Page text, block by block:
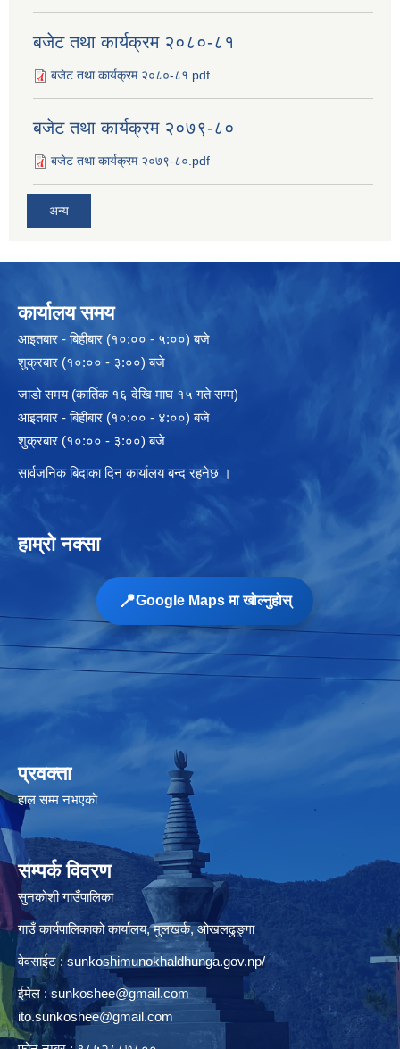
बजेट तथा कार्यक्रम २०८०-८१
बजेट तथा कार्यक्रम २०८०-८१.pdf
बजेट तथा कार्यक्रम २०७९-८०
बजेट तथा कार्यक्रम २०७९-८०.pdf
अन्य
कार्यालय समय
आइतबार - बिहीबार (१०:०० - ५:००) बजे
शुक्रबार (१०:०० - ३:००) बजे
जाडो समय (कार्तिक १६ देखि माघ १५ गते सम्म)
आइतबार - बिहीबार (१०:०० - ४:००) बजे
शुक्रबार (१०:०० - ३:००) बजे
सार्वजनिक बिदाका दिन कार्यालय बन्द रहनेछ ।
हाम्रो नक्सा
📍Google Maps मा खोल्नुहोस्
प्रवक्ता
हाल सम्म नभएको
सम्पर्क विवरण
सुनकोशी गाउँपालिका
गाउँ कार्यपालिकाको कार्यालय, मुलखर्क, ओखलढुङ्गा
वेवसाईट : sunkoshimunokhaldhunga.gov.np/
ईमेल :sunkoshee@gmail.com
ito.sunkoshee@gmail.com